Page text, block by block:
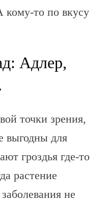
кому-то по вкусу
Адлер,
точки зрения,
выгодны для
гроздья где-то
растение
не